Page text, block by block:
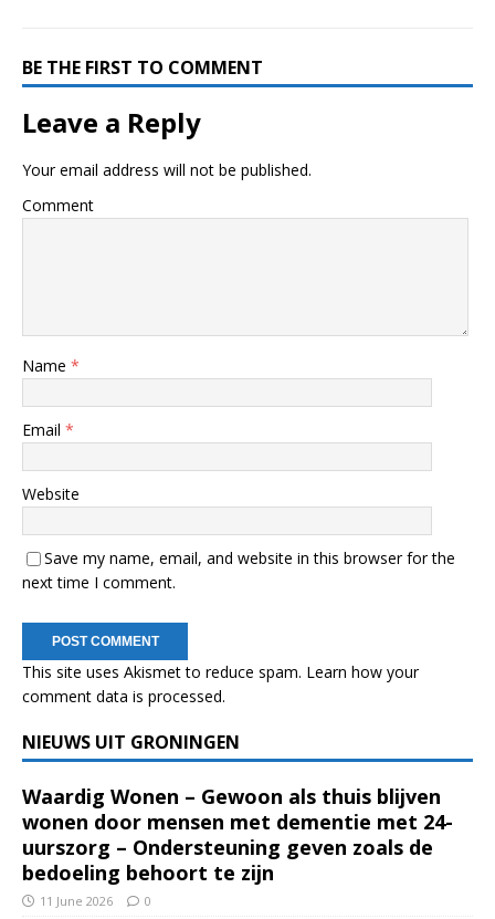
BE THE FIRST TO COMMENT
Leave a Reply
Your email address will not be published.
Comment
Name *
Email *
Website
Save my name, email, and website in this browser for the
next time I comment.
This site uses Akismet to reduce spam. Learn how your
comment data is processed.
NIEUWS UIT GRONINGEN
Waardig Wonen – Gewoon als thuis blijven
wonen door mensen met dementie met 24-
uurszorg – Ondersteuning geven zoals de
bedoeling behoort te zijn
11 June 2026 0